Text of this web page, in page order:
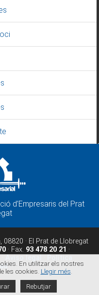
d’Empresaris del Prat
· El Prat de Llobregat
· Fax. 93 478 20 21 ·
En utilitzar els nostres
les cookies. Llegir més
Rebutjar